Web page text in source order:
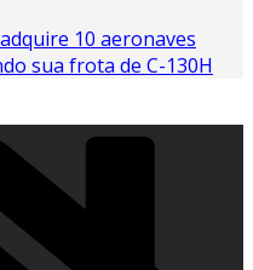
10 aeronaves
sua frota de C-130H